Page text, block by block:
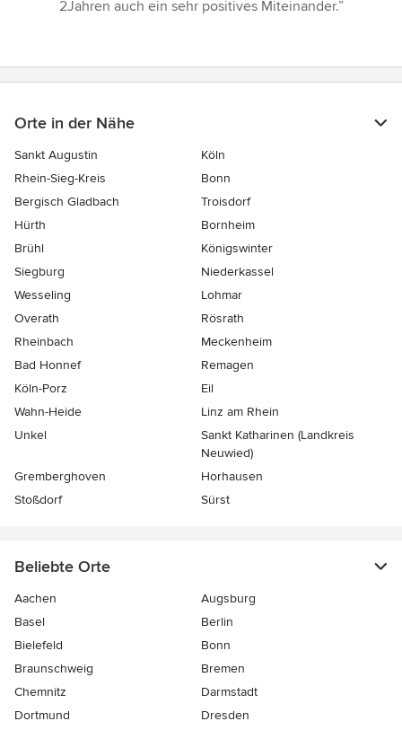
2Jahren auch ein sehr positives Miteinander.”
Orte in der Nähe
Sankt Augustin
Köln
Rhein-Sieg-Kreis
Bonn
Bergisch Gladbach
Troisdorf
Hürth
Bornheim
Brühl
Königswinter
Siegburg
Niederkassel
Wesseling
Lohmar
Overath
Rösrath
Rheinbach
Meckenheim
Bad Honnef
Remagen
Köln-Porz
Eil
Wahn-Heide
Linz am Rhein
Unkel
Sankt Katharinen (Landkreis
Neuwied)
Gremberghoven
Horhausen
Stoßdorf
Sürst
Beliebte Orte
Aachen
Augsburg
Basel
Berlin
Bielefeld
Bonn
Braunschweig
Bremen
Chemnitz
Darmstadt
Dortmund
Dresden